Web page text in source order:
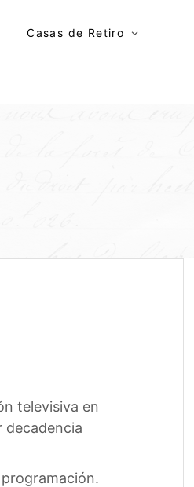
Casas de Retiro
televisiva en
decadencia